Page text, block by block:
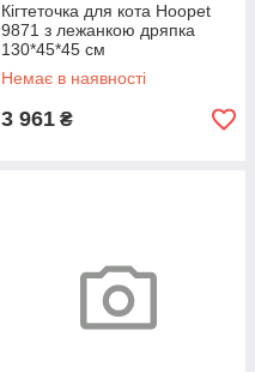
Кігтеточка для кота Hoopet
9871 з лежанкою дряпка
130*45*45 см
Немає в наявності
3 961 ₴